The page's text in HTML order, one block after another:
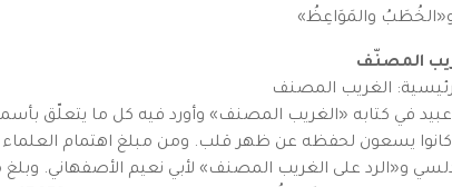
و«الخُطَبُ والمَوَاعِظُ»
المصنّف
الغريب المصنف
في كتابه «الغريب المصنف» وأورد فيه كل ما يتعلّق
يسعون لحفظه عن ظهر قلب. ومن مبلغ اهتمام
و«الرد على الغريب المصنف» لأبي نعيم الأصفهاني. وبلغ